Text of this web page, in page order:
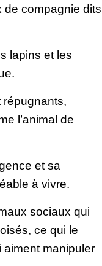
de compagnie dits
lapins et les
répugnants,
l’animal de
et sa
à vivre.
sociaux qui
ce qui le
aiment manipuler